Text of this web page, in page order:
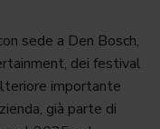
sede a Den Bosch,
dei festival
importante
già parte di